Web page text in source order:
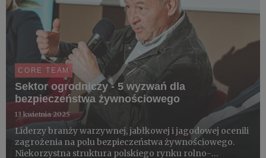
CORE TEAM
Sektor ogrodniczy - 5 wyzwań dla
bezpieczeństwa żywnościowego
13 kwietnia 2025
Liderzy branży warzywnej, jabłkowej i jagodowej ocenili
zagrożenia na polu bezpieczeństwa żywnościowego.
Niekorzystna struktura polskiego rynku rolno-